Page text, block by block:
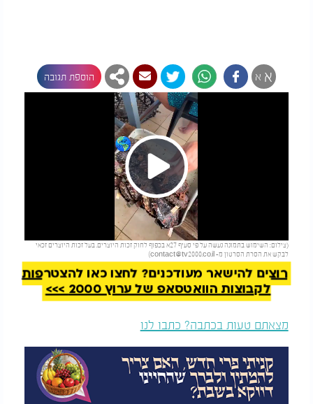
א א הוספת תגובה
Play
Video
(צילום: השימוש בתמונה נעשה על פי סעיף 27א בכפוף לחוק זכות היוצרים. בעל זכות היוצרים זכאי
לבקש את הסרת הסרטון מ- contact@tv2000.co.il
)
להמשך קריאה
רוצים להישאר מעודכנים? לחצו כאן להצטרפות
לקבוצות הוואטסאפ של ערוץ 2000 >>>
מצאתם טעות בכתבה? כתבו לנו